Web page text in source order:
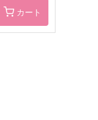
部
カート